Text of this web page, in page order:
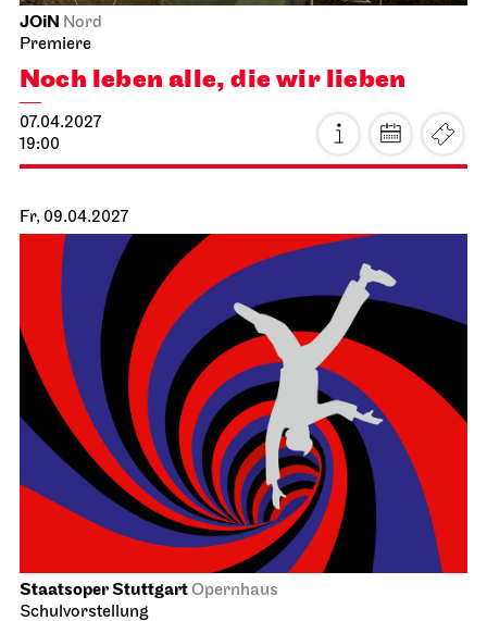
Stuttgarter Ballett
Schauspielhaus
Premiere
Ballettabend
CREATIONS XVI – XIX
16.04.2027
19:00